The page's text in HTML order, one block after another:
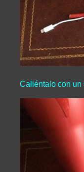
Caliéntalo con un